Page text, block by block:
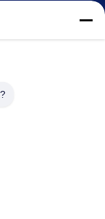
de Shenzhen,